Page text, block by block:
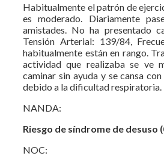
Habitualmente el patrón de
es moderado. Diariamente
amistades. No ha presentado
Tensión Arterial: 139/84,
habitualmente están en rango.
actividad que realizaba se ve
caminar sin ayuda y se cansa
debido a la dificultad respiratoria.
NANDA:
Riesgo de síndrome de desuso
NOC: